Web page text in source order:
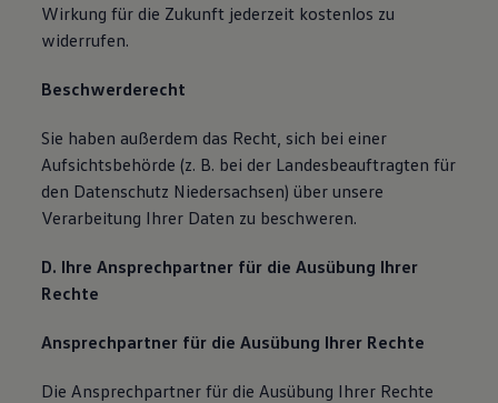
Wirkung für die Zukunft jederzeit kostenlos zu
widerrufen.
Beschwerderecht
Sie haben außerdem das Recht, sich bei einer
Aufsichtsbehörde (z. B. bei der Landesbeauftragten für
den Datenschutz Niedersachsen) über unsere
Verarbeitung Ihrer Daten zu beschweren.
D. Ihre Ansprechpartner für die Ausübung Ihrer
Rechte
Ansprechpartner für die Ausübung Ihrer Rechte
Die Ansprechpartner für die Ausübung Ihrer Rechte